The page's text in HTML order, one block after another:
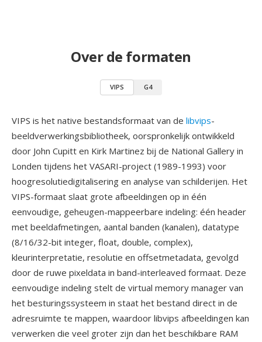
Over de formaten
VIPS G4
VIPS is het native bestandsformaat van de libvips-
beeldverwerkingsbibliotheek, oorspronkelijk ontwikkeld
door John Cupitt en Kirk Martinez bij de National Gallery in
Londen tijdens het VASARI-project (1989-1993) voor
hoogresolutiedigitalisering en analyse van schilderijen. Het
VIPS-formaat slaat grote afbeeldingen op in één
eenvoudige, geheugen-mappeerbare indeling: één header
met beeldafmetingen, aantal banden (kanalen), datatype
(8/16/32-bit integer, float, double, complex),
kleurinterpretatie, resolutie en offsetmetadata, gevolgd
door de ruwe pixeldata in band-interleaved formaat. Deze
eenvoudige indeling stelt de virtual memory manager van
het besturingssysteem in staat het bestand direct in de
adresruimte te mappen, waardoor libvips afbeeldingen kan
verwerken die veel groter zijn dan het beschikbare RAM